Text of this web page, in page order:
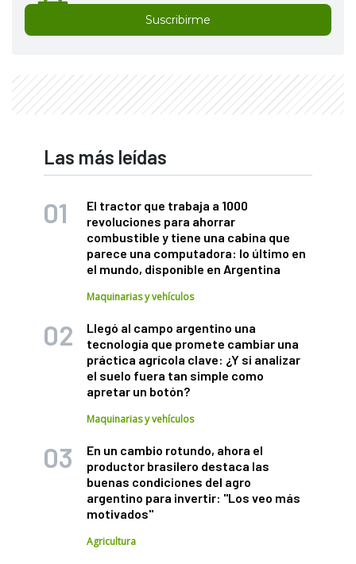
Suscribirme
Las más leídas
El tractor que trabaja a 1000
revoluciones para ahorrar
combustible y tiene una cabina que
parece una computadora: lo último en
el mundo, disponible en Argentina
Maquinarias y vehículos
Llegó al campo argentino una
tecnología que promete cambiar una
práctica agrícola clave: ¿Y si analizar
el suelo fuera tan simple como
apretar un botón?
Maquinarias y vehículos
En un cambio rotundo, ahora el
productor brasilero destaca las
buenas condiciones del agro
argentino para invertir: "Los veo más
motivados"
Agricultura